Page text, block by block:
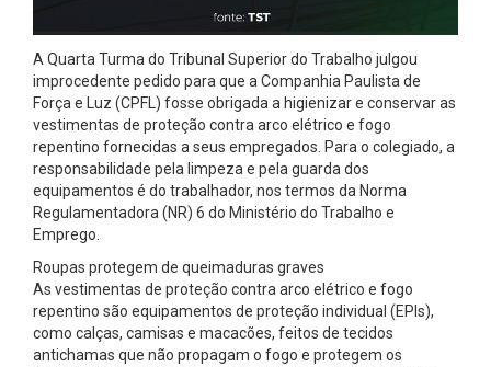
A Quarta Turma do Tribunal Superior do Trabalho julgou
improcedente pedido para que a Companhia Paulista de
Força e Luz (CPFL) fosse obrigada a higienizar e conservar as
vestimentas de proteção contra arco elétrico e fogo
repentino fornecidas a seus empregados. Para o colegiado, a
responsabilidade pela limpeza e pela guarda dos
equipamentos é do trabalhador, nos termos da Norma
Regulamentadora (NR) 6 do Ministério do Trabalho e
Emprego.
Roupas protegem de queimaduras graves
As vestimentas de proteção contra arco elétrico e fogo
repentino são equipamentos de proteção individual (EPIs),
como calças, camisas e macacões, feitos de tecidos
antichamas que não propagam o fogo e protegem os